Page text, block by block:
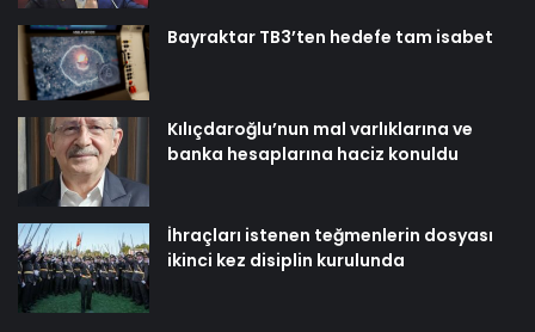
Bayraktar TB3’ten hedefe tam isabet
Kılıçdaroğlu’nun mal varlıklarına ve
banka hesaplarına haciz konuldu
İhraçları istenen teğmenlerin dosyası
ikinci kez disiplin kurulunda